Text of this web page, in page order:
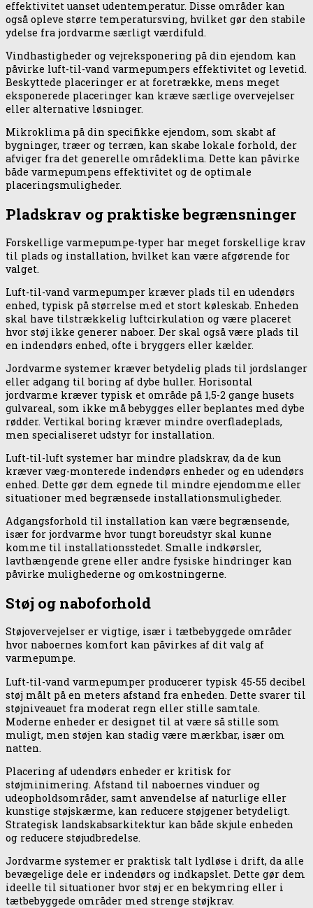
effektivitet uanset udentemperatur. Disse områder kan
også opleve større temperatursving, hvilket gør den stabile
ydelse fra jordvarme særligt værdifuld.
Vindhastigheder og vejreksponering på din ejendom kan
påvirke luft-til-vand varmepumpers effektivitet og levetid.
Beskyttede placeringer er at foretrække, mens meget
eksponerede placeringer kan kræve særlige overvejelser
eller alternative løsninger.
Mikroklima på din specifikke ejendom, som skabt af
bygninger, træer og terræn, kan skabe lokale forhold, der
afviger fra det generelle områdeklima. Dette kan påvirke
både varmepumpens effektivitet og de optimale
placeringsmuligheder.
Pladskrav og praktiske begrænsninger
Forskellige varmepumpe-typer har meget forskellige krav
til plads og installation, hvilket kan være afgørende for
valget.
Luft-til-vand varmepumper kræver plads til en udendørs
enhed, typisk på størrelse med et stort køleskab. Enheden
skal have tilstrækkelig luftcirkulation og være placeret
hvor støj ikke generer naboer. Der skal også være plads til
en indendørs enhed, ofte i bryggers eller kælder.
Jordvarme systemer kræver betydelig plads til jordslanger
eller adgang til boring af dybe huller. Horisontal
jordvarme kræver typisk et område på 1,5-2 gange husets
gulvareal, som ikke må bebygges eller beplantes med dybe
rødder. Vertikal boring kræver mindre overfladeplads,
men specialiseret udstyr for installation.
Luft-til-luft systemer har mindre pladskrav, da de kun
kræver væg-monterede indendørs enheder og en udendørs
enhed. Dette gør dem egnede til mindre ejendomme eller
situationer med begrænsede installationsmuligheder.
Adgangsforhold til installation kan være begrænsende,
især for jordvarme hvor tungt boreudstyr skal kunne
komme til installationsstedet. Smalle indkørsler,
lavthængende grene eller andre fysiske hindringer kan
påvirke mulighederne og omkostningerne.
Støj og naboforhold
Støjovervejelser er vigtige, især i tætbebyggede områder
hvor naboernes komfort kan påvirkes af dit valg af
varmepumpe.
Luft-til-vand varmepumper producerer typisk 45-55 decibel
støj målt på en meters afstand fra enheden. Dette svarer til
støjniveauet fra moderat regn eller stille samtale.
Moderne enheder er designet til at være så stille som
muligt, men støjen kan stadig være mærkbar, især om
natten.
Placering af udendørs enheder er kritisk for
støjminimering. Afstand til naboernes vinduer og
udeopholdsområder, samt anvendelse af naturlige eller
kunstige støjskærme, kan reducere støjgener betydeligt.
Strategisk landskabsarkitektur kan både skjule enheden
og reducere støjudbredelse.
Jordvarme systemer er praktisk talt lydløse i drift, da alle
bevægelige dele er indendørs og indkapslet. Dette gør dem
ideelle til situationer hvor støj er en bekymring eller i
tætbebyggede områder med strenge støjkrav.